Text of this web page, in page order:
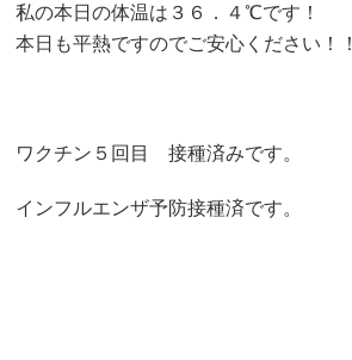
私の本日の体温は３６．４℃です！
本日も平熱ですのでご安心ください！！
ワクチン５回目 接種済みです。
インフルエンザ予防接種済です。